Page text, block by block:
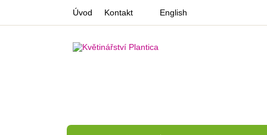
Úvod Kontakt English